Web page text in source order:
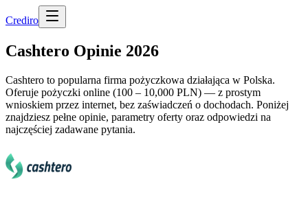
Crediro
Cashtero Opinie 2026
Cashtero to popularna firma pożyczkowa działająca w Polska.
Oferuje pożyczki online (100 – 10,000 PLN) — z prostym
wnioskiem przez internet, bez zaświadczeń o dochodach. Poniżej
znajdziesz pełne opinie, parametry oferty oraz odpowiedzi na
najczęściej zadawane pytania.